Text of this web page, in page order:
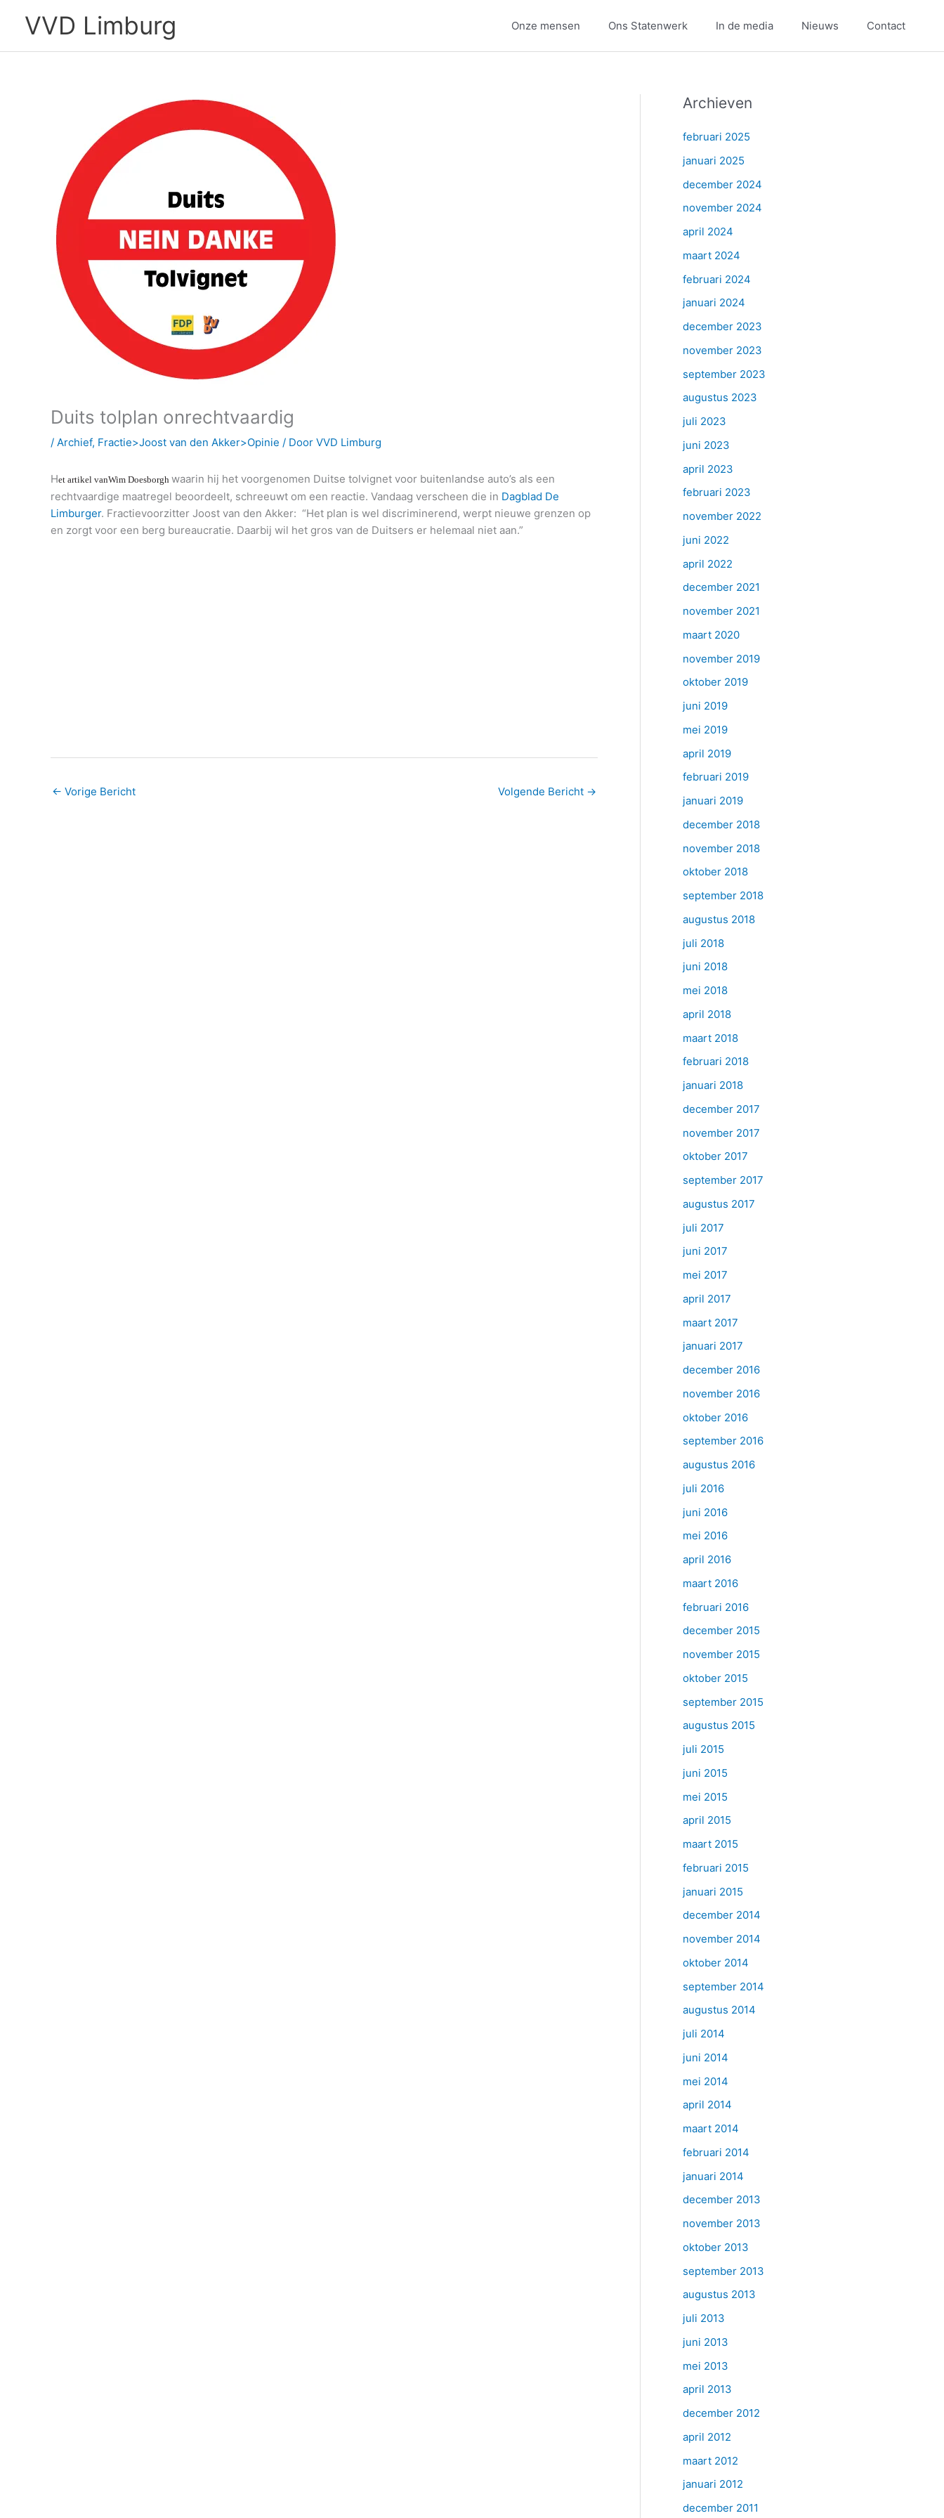
VVD Limburg Onze mensen Ons Statenwerk In de media Nieuws Contact
Duits tolplan onrechtvaardig
/ Archief, Fractie>Joost van den Akker>Opinie / Door VVD Limburg
Het artikel vanWim Doesborgh waarin hij het voorgenomen Duitse tolvignet voor buitenlandse auto’s als een
rechtvaardige maatregel beoordeelt, schreeuwt om een reactie. Vandaag verscheen die in Dagblad De
Limburger. Fractievoorzitter Joost van den Akker: “Het plan is wel discriminerend, werpt nieuwe grenzen op
en zorgt voor een berg bureaucratie. Daarbij wil het gros van de Duitsers er helemaal niet aan.”
← Vorige Bericht Volgende Bericht →
Archieven
februari 2025
januari 2025
december 2024
november 2024
april 2024
maart 2024
februari 2024
januari 2024
december 2023
november 2023
september 2023
augustus 2023
juli 2023
juni 2023
april 2023
februari 2023
november 2022
juni 2022
april 2022
december 2021
november 2021
maart 2020
november 2019
oktober 2019
juni 2019
mei 2019
april 2019
februari 2019
januari 2019
december 2018
november 2018
oktober 2018
september 2018
augustus 2018
juli 2018
juni 2018
mei 2018
april 2018
maart 2018
februari 2018
januari 2018
december 2017
november 2017
oktober 2017
september 2017
augustus 2017
juli 2017
juni 2017
mei 2017
april 2017
maart 2017
januari 2017
december 2016
november 2016
oktober 2016
september 2016
augustus 2016
juli 2016
juni 2016
mei 2016
april 2016
maart 2016
februari 2016
december 2015
november 2015
oktober 2015
september 2015
augustus 2015
juli 2015
juni 2015
mei 2015
april 2015
maart 2015
februari 2015
januari 2015
december 2014
november 2014
oktober 2014
september 2014
augustus 2014
juli 2014
juni 2014
mei 2014
april 2014
maart 2014
februari 2014
januari 2014
december 2013
november 2013
oktober 2013
september 2013
augustus 2013
juli 2013
juni 2013
mei 2013
april 2013
december 2012
april 2012
maart 2012
januari 2012
december 2011